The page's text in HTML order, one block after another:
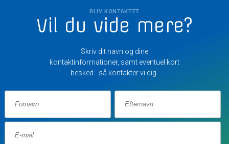
BLIV KONTAKTET
Vil du vide mere?
Skriv dit navn og dine
kontaktinformationer, samt eventuel kort
besked - så kontakter vi dig.